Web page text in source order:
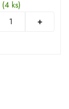
(4 ks)